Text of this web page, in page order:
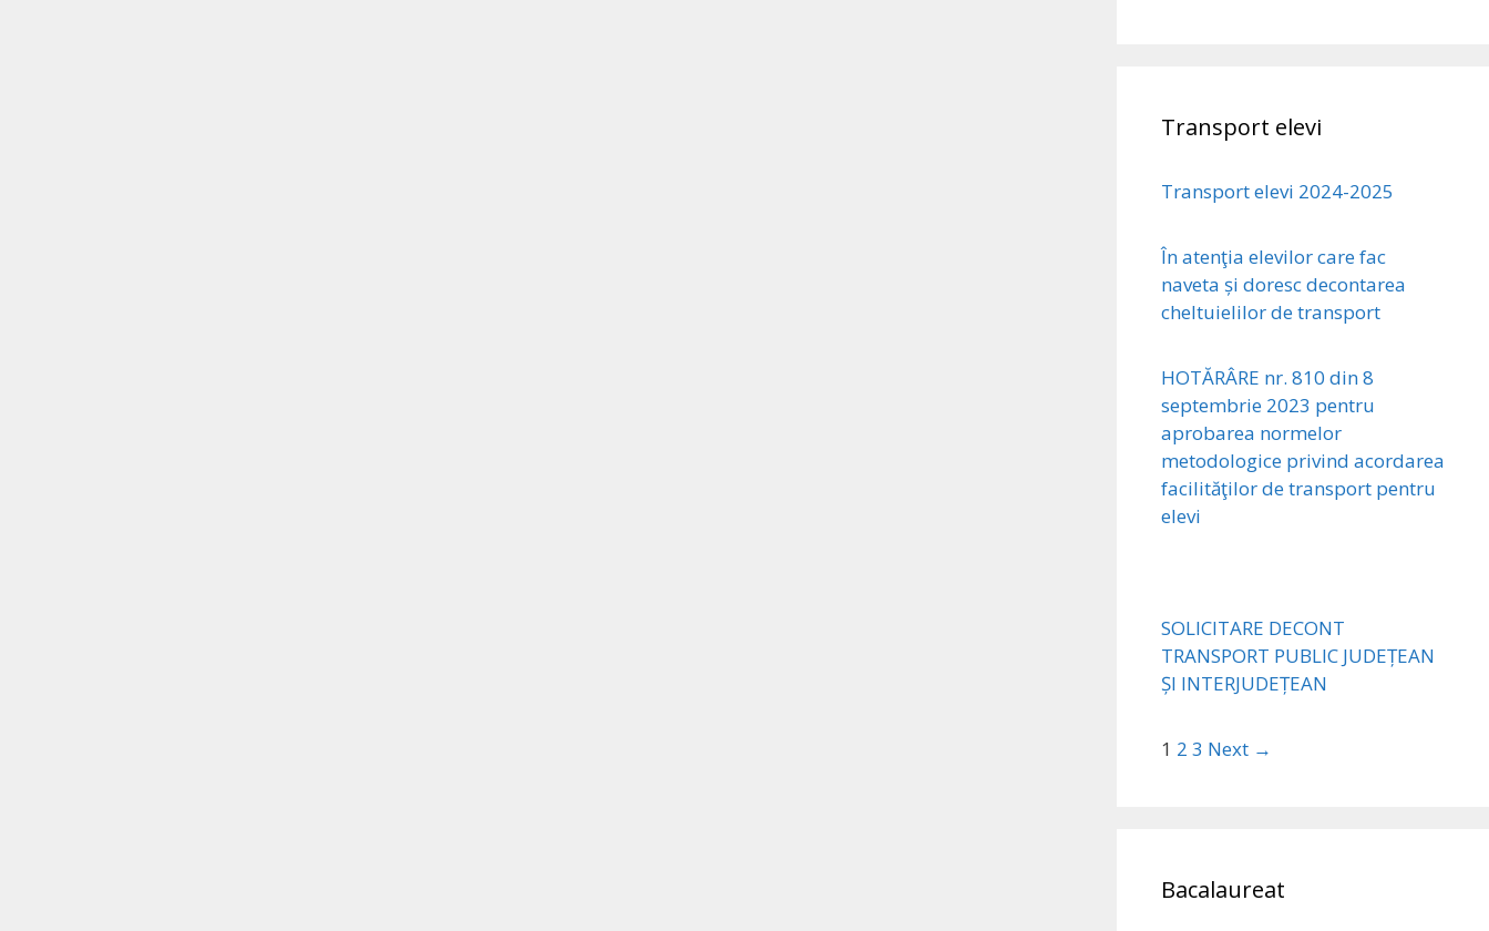
Transport elevi
Transport elevi 2024-2025
În atenţia elevilor care fac
naveta și doresc decontarea
cheltuielilor de transport
HOTĂRÂRE nr. 810 din 8
septembrie 2023 pentru
aprobarea normelor
metodologice privind acordarea
facilităţilor de transport pentru
elevi
SOLICITARE DECONT
TRANSPORT PUBLIC JUDEȚEAN
ȘI INTERJUDEȚEAN
1 2 3 Next →
Bacalaureat